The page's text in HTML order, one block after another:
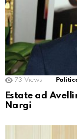
73 Views
Estate ad
Nargi